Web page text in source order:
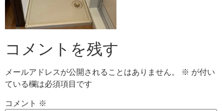
コメントを残す
メールアドレスが公開されることはありません。 ※ が付い
ている欄は必須項目です
コメント ※